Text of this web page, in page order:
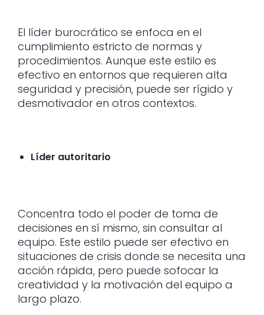
El líder burocrático se enfoca en el
cumplimiento estricto de normas y
procedimientos. Aunque este estilo es
efectivo en entornos que requieren alta
seguridad y precisión, puede ser rígido y
desmotivador en otros contextos.
Líder autoritario
Concentra todo el poder de toma de
decisiones en sí mismo, sin consultar al
equipo. Este estilo puede ser efectivo en
situaciones de crisis donde se necesita una
acción rápida, pero puede sofocar la
creatividad y la motivación del equipo a
largo plazo.